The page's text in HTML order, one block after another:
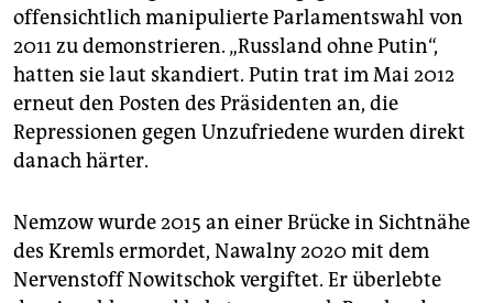
offensichtlich manipulierte Parlamentswahl von
2011 zu demonstrieren. „Russland ohne Putin“,
hatten sie laut skandiert. Putin trat im Mai 2012
erneut den Posten des Präsidenten an, die
Repressionen gegen Unzufriedene wurden direkt
danach härter.
Nemzow wurde 2015 an einer Brücke in Sichtnähe
des Kremls ermordet, Nawalny 2020 mit dem
Nervenstoff Nowitschok vergiftet. Er überlebte